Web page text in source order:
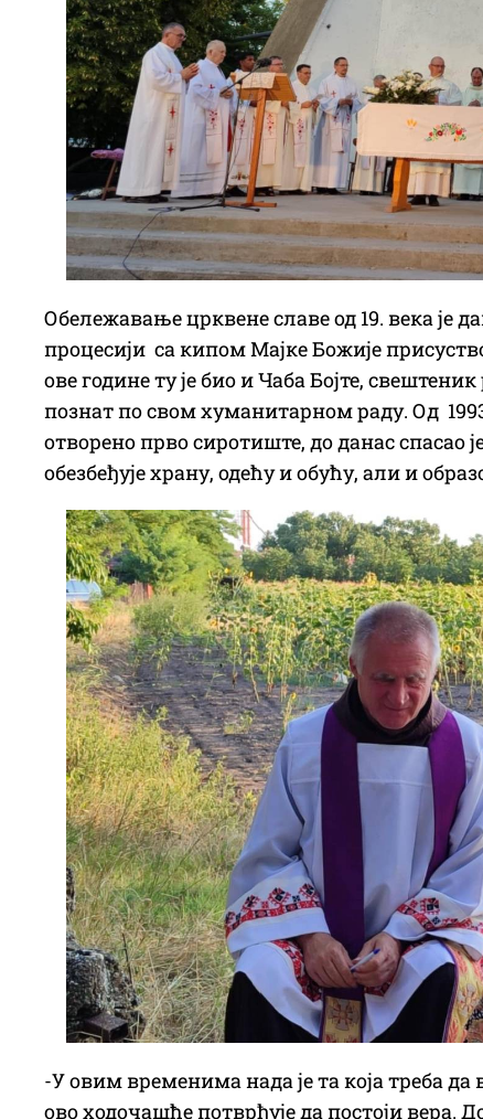
Обележавање црквене славе од 19. века је
процесији са кипом Мајке Божије
ове године ту је био и Чаба Бојте,
познат по свом хуманитарном раду. Од
отворено прво сиротиште, до данас спасао
обезбеђује храну, одећу и обућу, али и
-У овим временима нада је та која треба
ово ходочашће потврђује да постоји вера.